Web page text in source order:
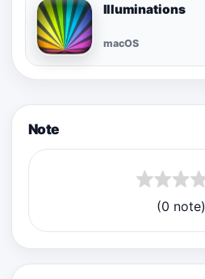
Illuminations
macOS
Note
(0 note)